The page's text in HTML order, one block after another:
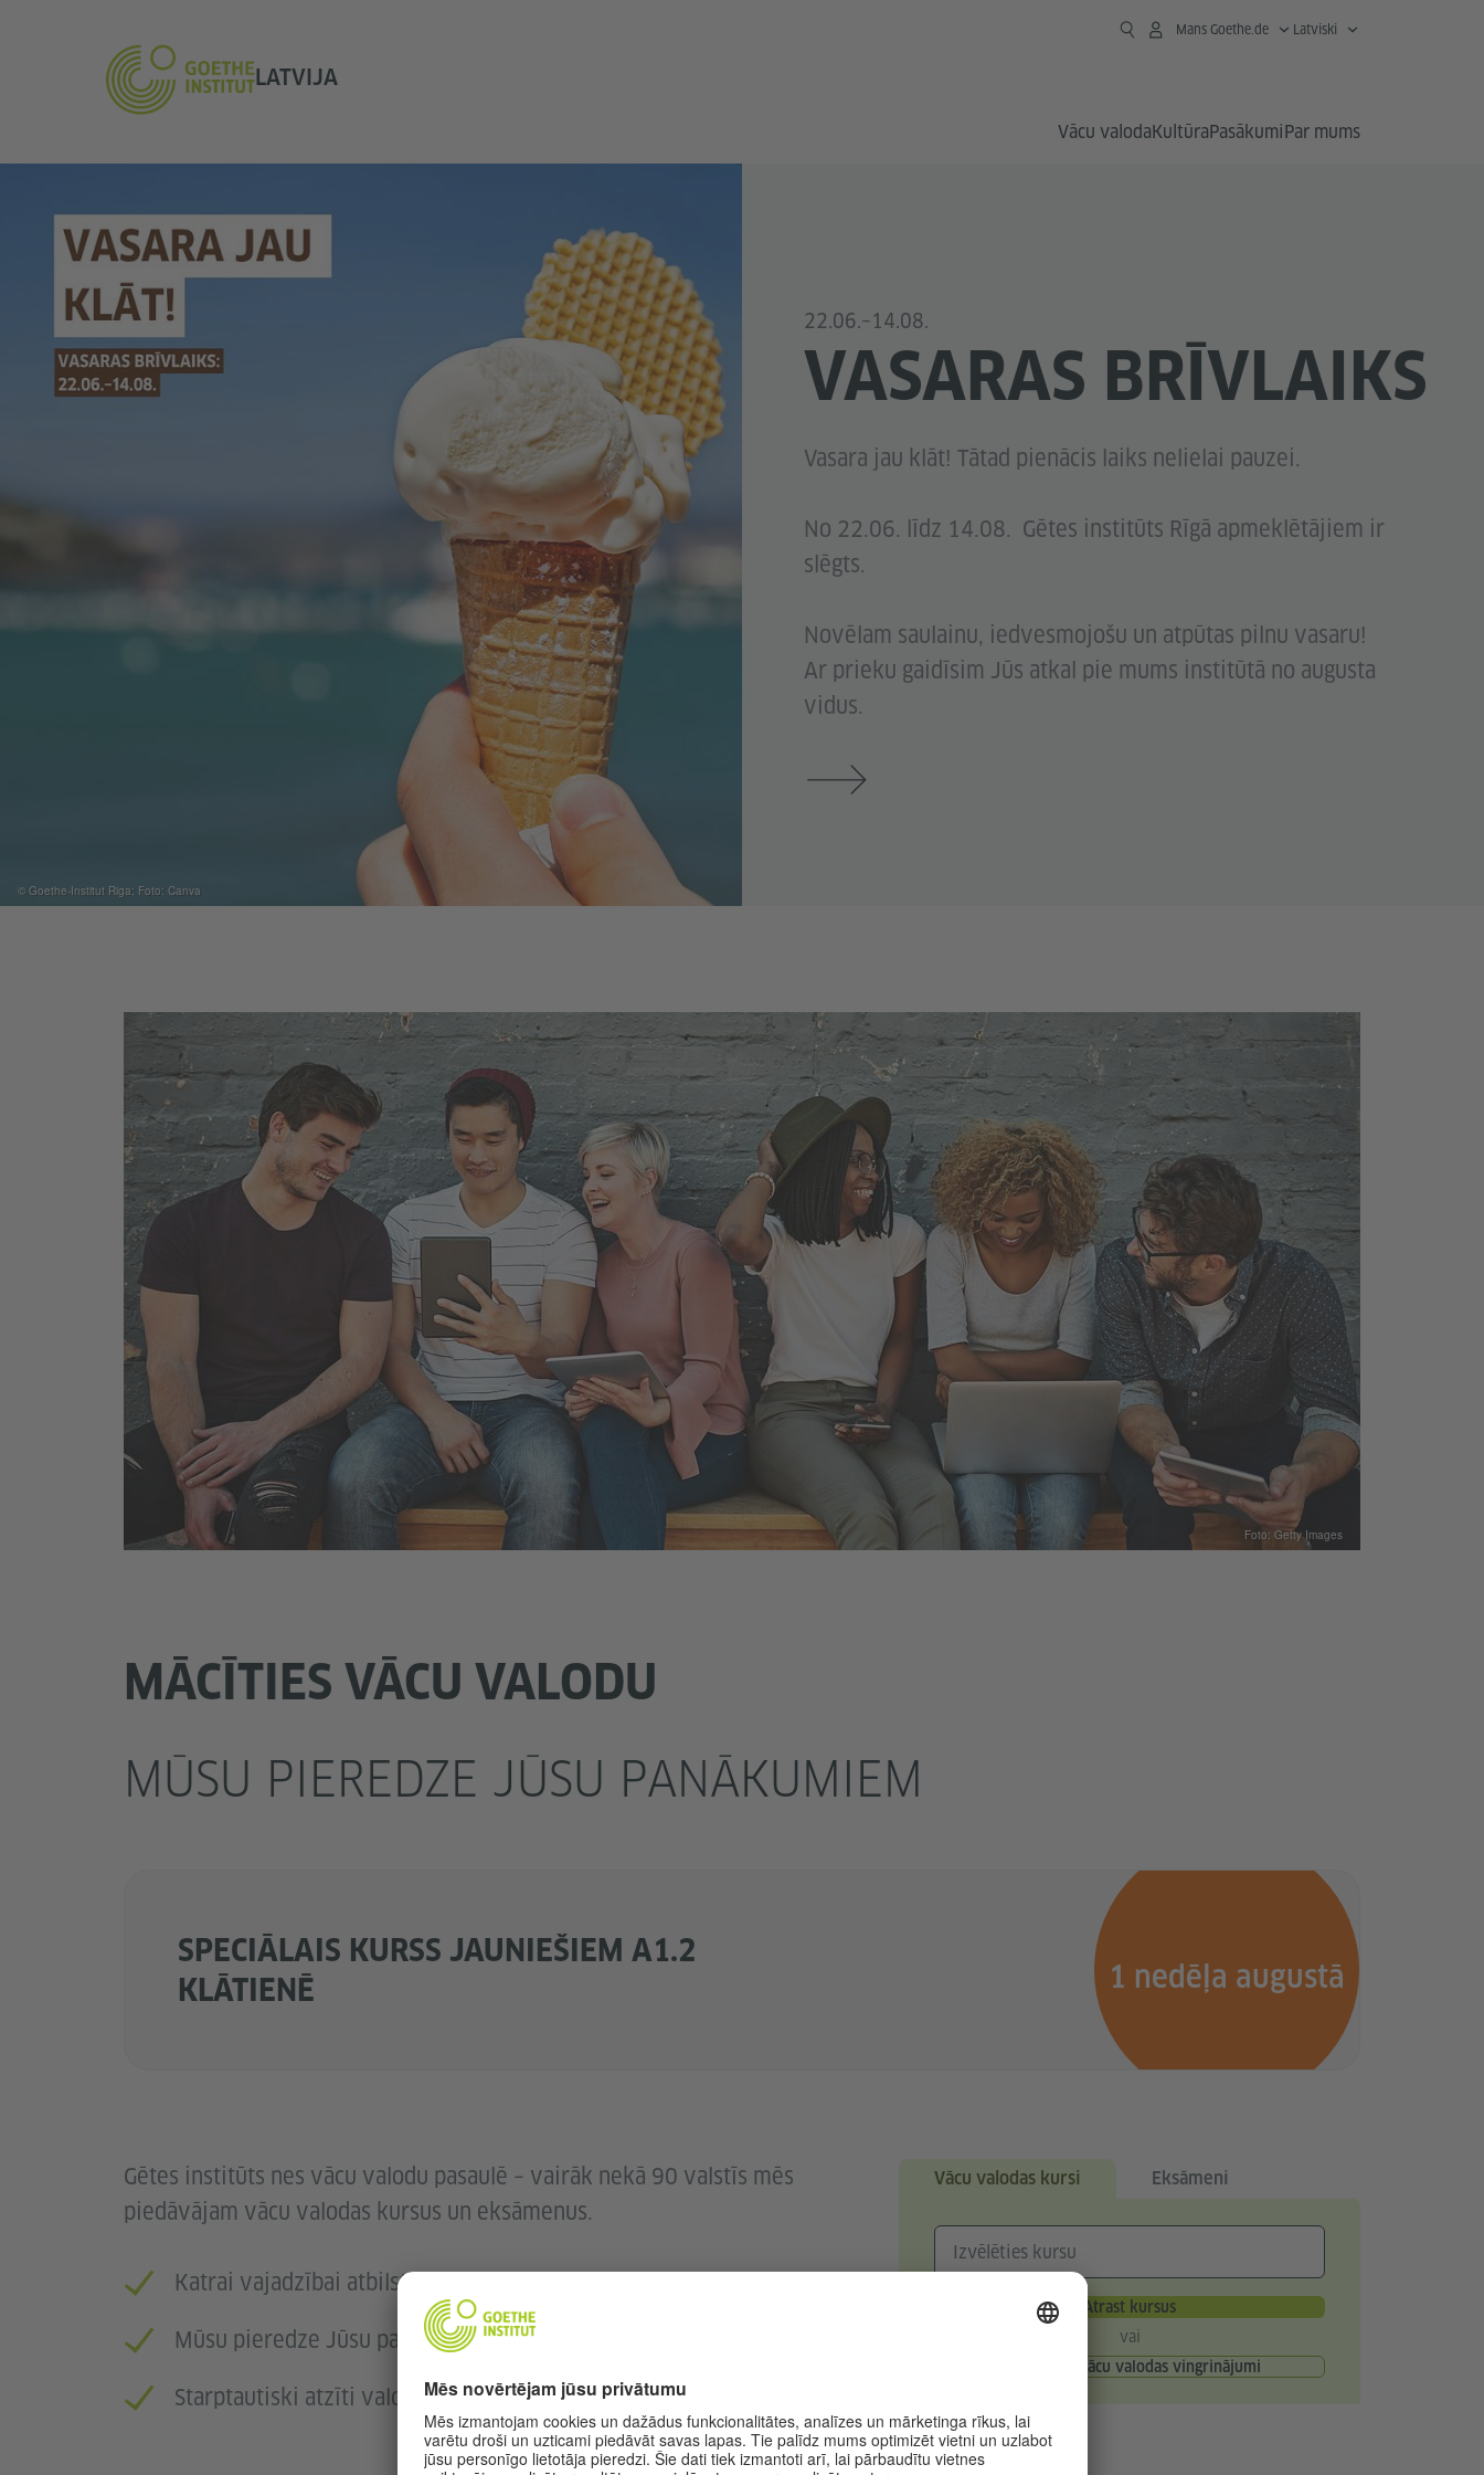
LATVIJA
Mans Goethe.de Latviski
Vācu valodaKultūraPasākumiPar mums
22.06.–14.08.
VASARAS BRĪVLAIKS
Vasara jau klāt! Tātad pienācis laiks nelielai pauzei.
No 22.06. līdz 14.08. Gētes institūts Rīgā apmeklētājiem ir
slēgts.
Novēlam saulainu, iedvesmojošu un atpūtas pilnu vasaru!
Ar prieku gaidīsim Jūs atkal pie mums institūtā no augusta
vidus.
© Goethe-Institut Riga; Foto: Canva
MĀCĪTIES VĀCU VALODU
MŪSU PIEREDZE JŪSU PANĀKUMIEM
Foto: Getty Images
SPECIĀLAIS KURSS JAUNIEŠIEM A1.2
KLĀTIENĒ
1 nedēļa augustā
Gētes institūts nes vācu valodu pasaulē – vairāk nekā 90 valstīs mēs
piedāvājam vācu valodas kursus un eksāmenus.
Katrai vajadzībai atbilstošs risinājums
Mūsu pieredze Jūsu panākumiem
Starptautiski atzīti valodas zināšanu līmeņa apliecinājumi
Vācu valodas kursi Eksāmeni
Atrast kursus
vai
Bezmaksas vācu valodas vingrinājumi